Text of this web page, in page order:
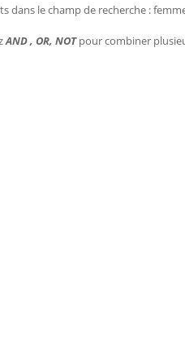
dans le champ de recherche :
AND , OR, NOTpour combiner